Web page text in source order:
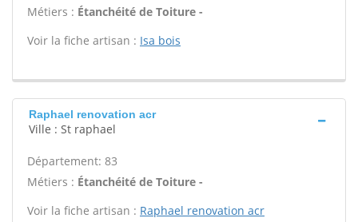
Métiers : Étanchéité de Toiture -
Voir la fiche artisan : Isa bois
Raphael renovation acr
Ville : St raphael
Département: 83
Métiers : Étanchéité de Toiture -
Voir la fiche artisan : Raphael renovation acr